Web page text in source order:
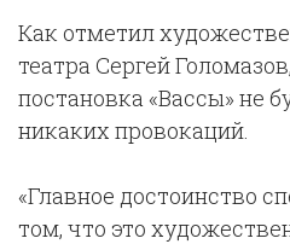
Как отметил
театра Сергей
постановка «Вассы» не
никаких провокаций.
«Главное достоинство
том, что это